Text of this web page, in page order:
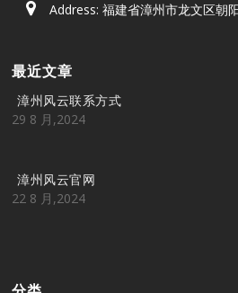
Address: 福建省漳州市龙文区朝
最近文章
漳州风云联系方式
29 8 月,2024
漳州风云官网
22 8 月,2024